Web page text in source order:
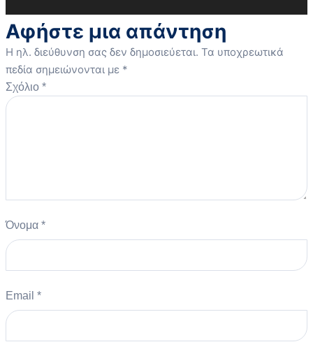
Αφήστε μια απάντηση
Η ηλ. διεύθυνση σας δεν δημοσιεύεται. Τα υποχρεωτικά
πεδία σημειώνονται με *
Σχόλιο *
Όνομα *
Email *